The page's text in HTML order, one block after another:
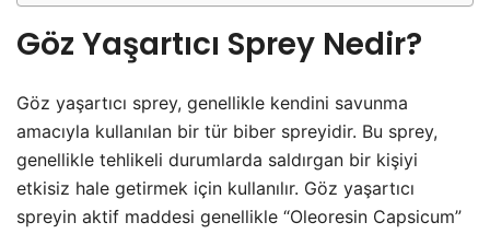
Göz Yaşartıcı Sprey Nedir?
Göz yaşartıcı sprey, genellikle kendini savunma
amacıyla kullanılan bir tür biber spreyidir. Bu sprey,
genellikle tehlikeli durumlarda saldırgan bir kişiyi
etkisiz hale getirmek için kullanılır. Göz yaşartıcı
spreyin aktif maddesi genellikle “Oleoresin Capsicum”